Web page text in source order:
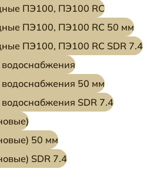
ПЭ100, ПЭ100 RC
ПЭ100, ПЭ100 RC 50 мм
ПЭ100, ПЭ100 RC SDR 7.4
50 мм
SDR 7.4
50 мм
SDR 7.4